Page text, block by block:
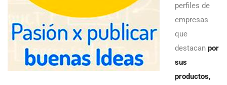
perfiles de
empresas
que
destacan por
sus
productos,